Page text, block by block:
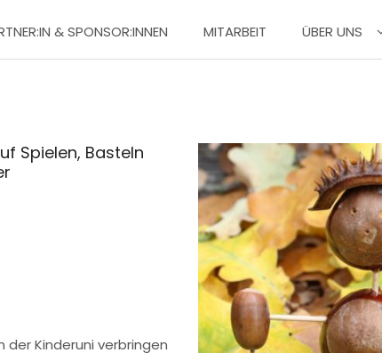
& SPONSOR:INNEN MITARBEIT ÜBER UNS
Spielen, Basteln
der Kinderuni verbringen